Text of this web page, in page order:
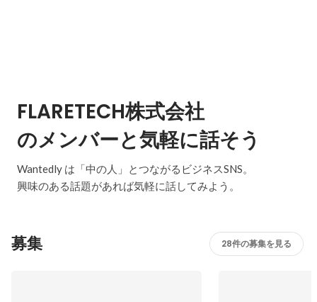
FLARETECH株式会社
のメンバーと気軽に話そう
Wantedly は「中の人」とつながるビジネスSNS。
興味のある話題があれば気軽に話してみよう。
募集 28件の募集を見る